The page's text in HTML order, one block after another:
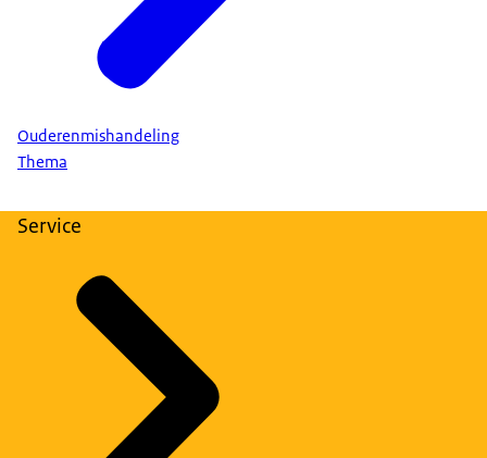
Ouderenmishandeling
Thema
Service